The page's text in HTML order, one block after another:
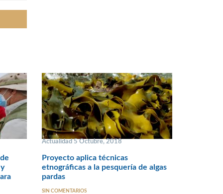
Actualidad 5 Octubre, 2018
Proyecto aplica técnicas
etnográficas a la pesquería de algas
pardas
SIN COMENTARIOS